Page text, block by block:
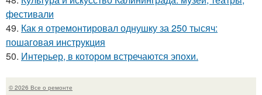
фестивали
49. Как я отремонтировал однушку за 250 тысяч:
пошаговая инструкция
50. Интерьер, в котором встречаются эпохи.
© 2026 Все о ремонте